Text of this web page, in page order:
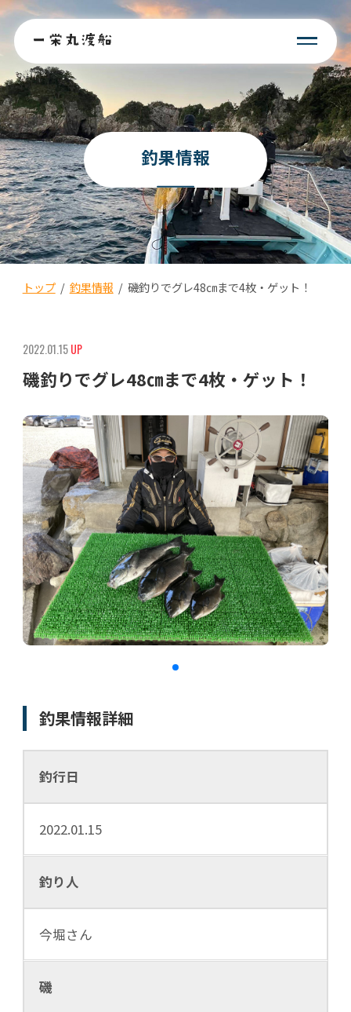
釣果情報
トップ/ 釣果情報 / 磯釣りでグレ48㎝まで4枚・ゲット！
2022.01.15UP
磯釣りでグレ48㎝まで4枚・ゲット！
釣果情報詳細
釣行日
2022.01.15
釣り人
今堀さん
磯